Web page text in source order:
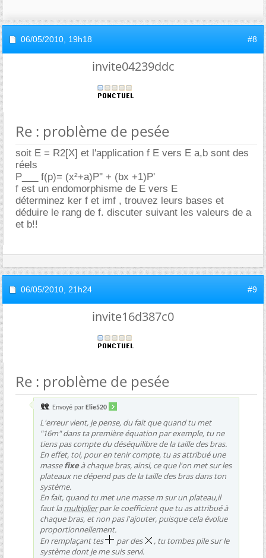
06/05/2010, 19h18 #8
invite04239ddc
Re : problème de pesée
soit E = R2[X] et l'application f E vers E a,b sont des
réels
P___ f(p)= (x²+a)P'' + (bx +1)P'
f est un endomorphisme de E vers E
déterminez ker f et imf , trouvez leurs bases et
déduire le rang de f. discuter suivant les valeurs de a
et b!!
06/05/2010, 21h24 #9
invite16d387c0
Re : problème de pesée
Envoyé par Elie520
L'erreur vient, je pense, du fait que quand tu met
"16m" dans ta première équation par exemple, tu ne
tiens pas compte du déséquilibre de la taille des bras.
En effet, toi, pour en tenir compte, tu as attribué une
massefixeà chaque bras, ainsi, ce que l'on met sur les
plateaux ne dépend pas de la taille des bras dans ton
système.
En fait, quand tu met une masse m sur un plateau,il
faut lamultiplierpar le coefficient que tu as attribué à
chaque bras, et non pas l'ajouter, puisque cela évolue
proportionnellement.
En remplaçant tes
par des
, tu tombes pile sur le
système dont je me suis servi.